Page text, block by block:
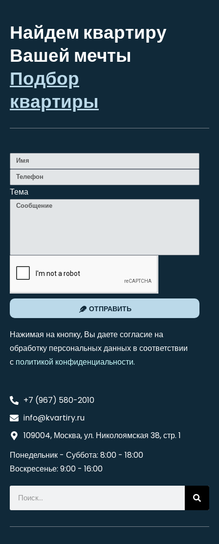
Найдем квартиру
Вашей мечты
Подбор
квартиры
Тема
ОТПРАВИТЬ
Нажимая на кнопку, Вы даете согласие на
обработку персональных данных в соответствии
с политикой конфиденциальности.
+7 (967) 580-2010
info@kvartiry.ru
109004, Москва, ул. Николоямская 38, стр. 1
Понедельник - Суббота: 8:00 - 18:00
Воскресенье: 9:00 - 16:00